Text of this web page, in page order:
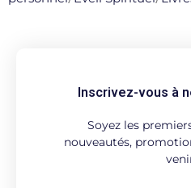
Inscrivez-vous à
Soyez les
nouveautés,